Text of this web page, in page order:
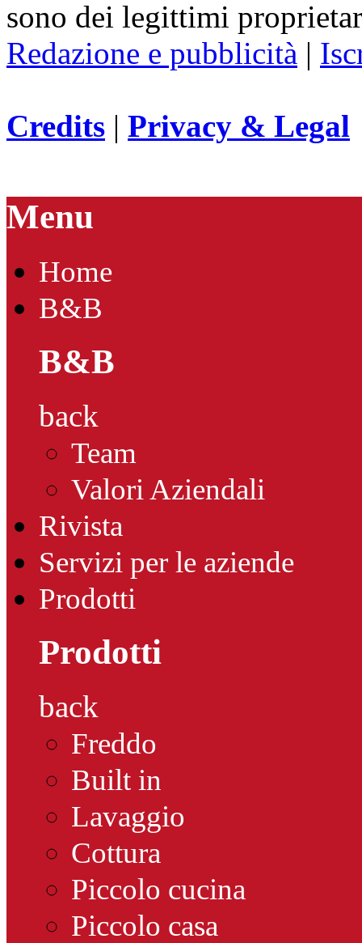
sono dei legittimi
Redazione e pubblicità |
Credits | Privacy & Legal
Menu
Home
B&B
B&B
back
Team
Valori Aziendali
Rivista
Servizi per le aziende
Prodotti
Prodotti
back
Freddo
Built in
Lavaggio
Cottura
Piccolo cucina
Piccolo casa